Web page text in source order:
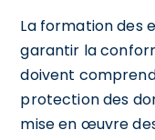
La formation des
garantir la
doivent
protection des
mise en œuvre